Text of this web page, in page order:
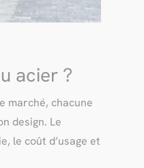
acier ?
marché, chacune
design. Le
le coût d’usage et